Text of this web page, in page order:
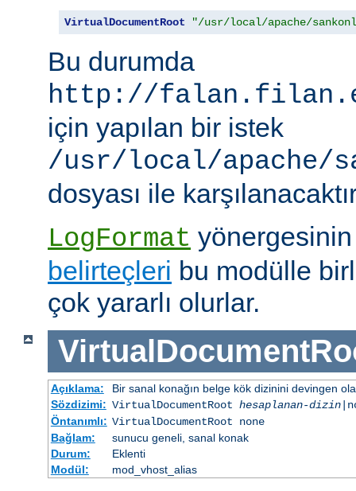
VirtualDocumentRoot "/usr/local/apache/
Bu durumda
http://
için yapılan bir istek
/usr/local/apache/
dosyası ile
LogFormat
belirteçleri bu modülle
çok yararlı olurlar.
Açıklama:
Bir sanal konağın belge kök dizinini devingen
Sözdizimi: VirtualDocumentRoot hesaplanan-dizin
Öntanımlı: VirtualDocumentRoot none
Bağlam:
sunucu geneli, sanal konak
Durum:
Eklenti
Modül:
mod_vhost_alias